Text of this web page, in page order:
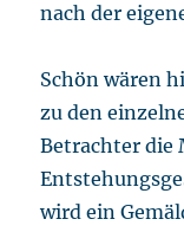
nach der
Schön wären
zu den
Betrachter die
wird ein